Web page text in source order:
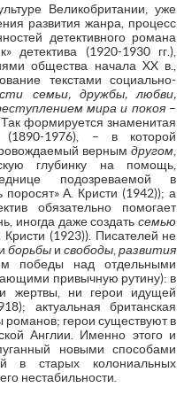
Великобритании, уже
развития жанра, процесс
детективного романа
детектива (1920-1930 гг.),
общества начала XX в.,
текстами социально-
семьи, дружбы, любви,
мира и покоя –
формируется знаменитая
1976), – в которой
вернымдругом
глубинку на помощь,
подозреваемой в
А. Кристи (1942)); а
обязательно помогает
иногда даже создатьсемью
(1923)). Писателей не
борьбы исвободы ,развития
победы над отдельными
привычную рутину): в
жертвы, ни герои идущей
актуальная британская
романов; герои существуют в
Англии. Именно этого и
новыми способами
в старых колониальных
нестабильности.